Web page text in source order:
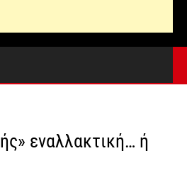
εναλλακτική… ή